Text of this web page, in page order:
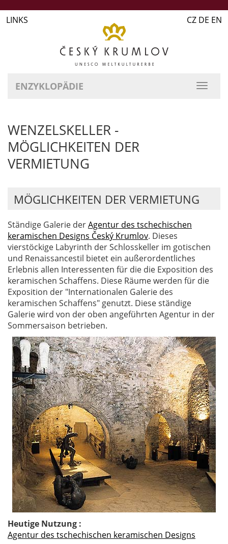
LINKS CZ DE EN
ENZYKLOPÄDIE
WENZELSKELLER -
MÖGLICHKEITEN DER
VERMIETUNG
MÖGLICHKEITEN DER VERMIETUNG
Ständige Galerie derAgentur des tschechischen
keramischen Designs Český Krumlov. Dieses
vierstöckige Labyrinth der Schlosskeller im gotischen
und Renaissancestil bietet ein außerordentliches
Erlebnis allen Interessenten für die die Exposition des
keramischen Schaffens. Diese Räume werden für die
Exposition der "Internationalen Galerie des
keramischen Schaffens" genutzt. Diese ständige
Galerie wird von der oben angeführten Agentur in der
Sommersaison betrieben.
Heutige Nutzung :
Agentur des tschechischen keramischen Designs